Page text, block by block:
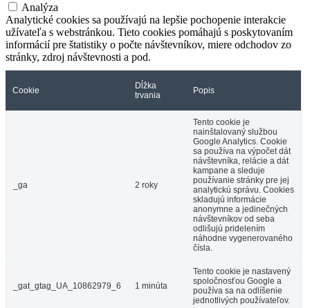
Analýza
Analytické cookies sa používajú na lepšie pochopenie interakcie
užívateľa s webstránkou. Tieto cookies pomáhajú s poskytovaním
informácií pre štatistiky o počte návštevníkov, miere odchodov zo
stránky, zdroj návštevnosti a pod.
Cookie
Dĺžka
trvania
Popis
_ga 2 roky
Tento cookie je
nainštalovaný službou
Google Analytics. Cookie
sa používa na výpočet dát
návštevníka, relácie a dát
kampane a sleduje
používanie stránky pre jej
analytickú správu. Cookies
skladujú informácie
anonymne a jedinečných
návštevníkov od seba
odlišujú pridelením
náhodne vygenerovaného
čísla.
_gat_gtag_UA_10862979_6 1 minúta
Tento cookie je nastavený
spoločnosťou Google a
používa sa na odlíšenie
jednotlivých používateľov.